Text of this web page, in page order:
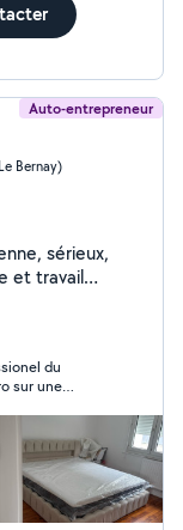
Auto-entrepreneur
Bernay)
sérieux,
et travail
du
sur une